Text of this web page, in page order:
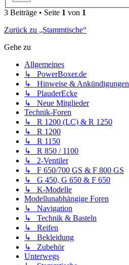
3 Beiträge • Seite 1 von 1
Zurück zu „Stammtische“
Gehe zu
Allgemeines
↳ PowerBoxer.de
↳ Hinweise & Ankündigungen
↳ PlauderEcke
↳ Neue Mitglieder
Technik-Foren
↳ R 1200 (LC) & R 1250
↳ R 1200
↳ R 1150
↳ R 850 / 1100
↳ 2-Ventiler
↳ F 650/700 GS & F 800 GS
↳ G 450, G 650 & F 650
↳ K-Modelle
Modellunabhängige Foren
↳ Navigation
↳ Technik & Basteln
↳ Reifen
↳ Bekleidung
↳ Zubehör
Unterwegs